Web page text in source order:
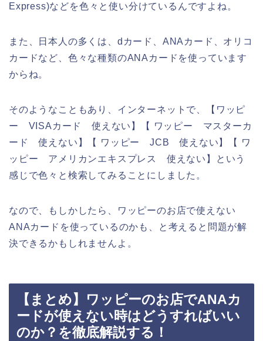
Express)などを色々と使い分けているんですよね。
また、日本人の多くは、dカード、ANAカード、オリコ
カードなど、色々な種類のANAカードを使っています
からね。
そのようなこともあり、インターネットで、【ワッピ
ー VISAカード 使えない】【 ワッピー マスターカ
ード 使えない】【 ワッピー JCB 使えない】【 ワ
ッピー アメリカンエキスプレス 使えない】という
感じで色々と検索してみることにしました。
なので、もしかしたら、ワッピーのお店で使えない
ANAカードを使っているのかも、と考えると問題が解
決できるかもしれませんよ。
【まとめ】ワッピーのお店でANAカ
ードが使えない時はどうすればいい
のか？を徹底解説する！